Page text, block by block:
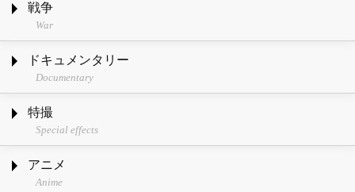
戦争
War
ドキュメンタリー
Documentary
特撮
Special effects
アニメ
Anime